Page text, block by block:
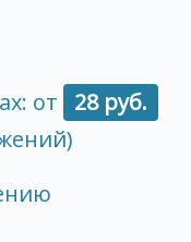
от
28 руб.